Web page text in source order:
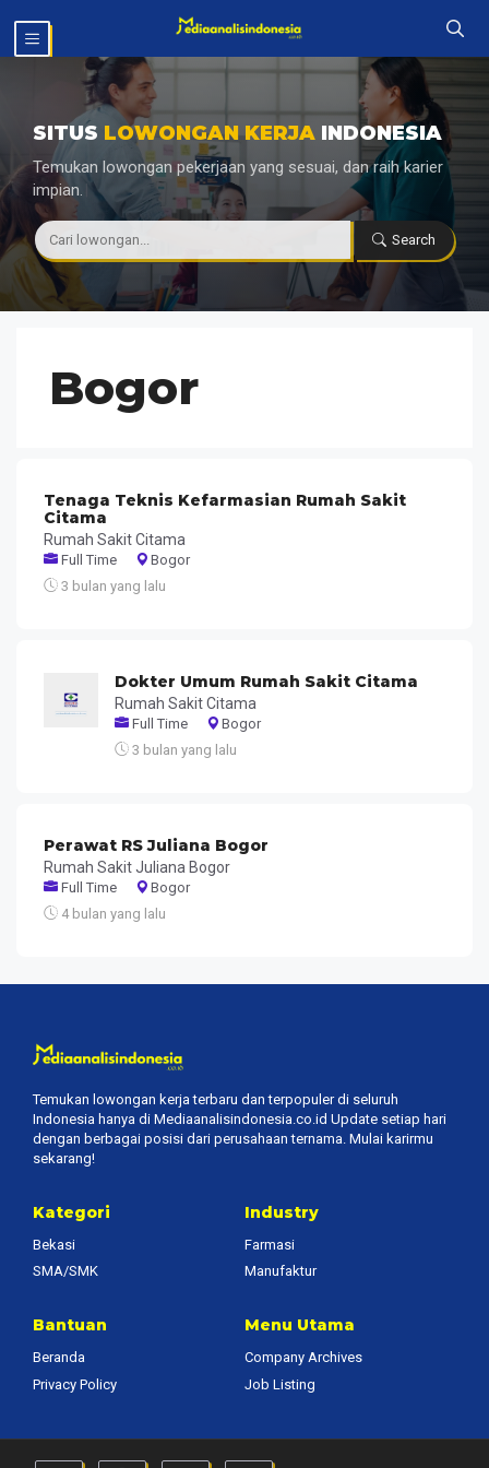
isi
MENU
SITUS LOWONGAN KERJA INDONESIA
Temukan lowongan pekerjaan yang sesuai, dan raih karier
impian. |
Search
Bogor
Tenaga Teknis Kefarmasian Rumah Sakit
Citama
Rumah Sakit Citama
Full Time
Bogor
3 bulan yang lalu
Dokter Umum Rumah Sakit Citama
Rumah Sakit Citama
Full Time
Bogor
3 bulan yang lalu
Perawat RS Juliana Bogor
Rumah Sakit Juliana Bogor
Full Time
Bogor
4 bulan yang lalu
Temukan lowongan kerja terbaru dan terpopuler di seluruh
Indonesia hanya di Mediaanalisindonesia.co.id Update setiap hari
dengan berbagai posisi dari perusahaan ternama. Mulai karirmu
sekarang!
Kategori
Bekasi
SMA/SMK
Industry
Farmasi
Manufaktur
Bantuan
Beranda
Privacy Policy
Menu Utama
Company Archives
Job Listing